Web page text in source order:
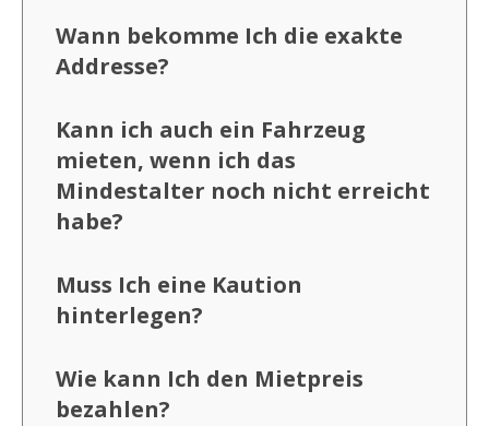
Wann bekomme Ich die exakte
Addresse?
Kann ich auch ein Fahrzeug
mieten, wenn ich das
Mindestalter noch nicht erreicht
habe?
Muss Ich eine Kaution
hinterlegen?
Wie kann Ich den Mietpreis
bezahlen?